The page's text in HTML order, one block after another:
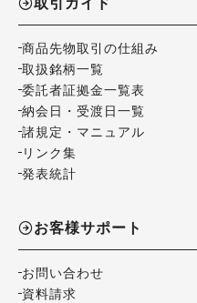
商品先物取引の仕組み
取扱銘柄一覧
委託者証拠金一覧表
納会日・受渡日一覧
諸規定・マニュアル
リンク集
発表統計
お客様サポート
お問い合わせ
資料請求